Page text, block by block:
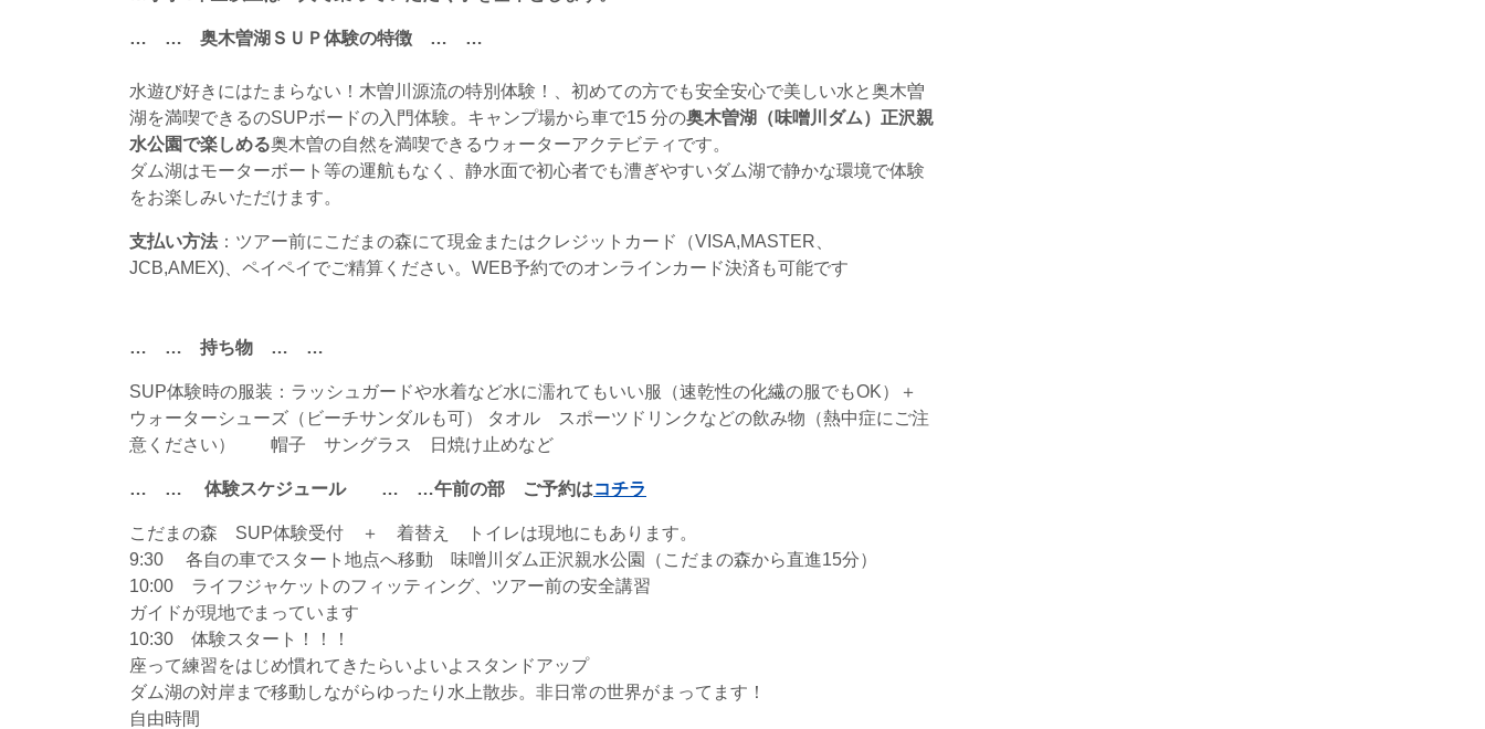
… … 奥木曽湖ＳＵＰ体験の特徴 … …
水遊び好きにはたまらない！木曽川源流の特別体験！、初めての方でも安全安心で美しい水と奥木曽
湖を満喫できるのSUPボードの入門体験。キャンプ場から車で15 分の奥木曽湖（味噌川ダム）正沢親
水公園で楽しめる奥木曽の自然を満喫できるウォーターアクテビティです。
ダム湖はモーターボート等の運航もなく、静水面で初心者でも漕ぎやすいダム湖で静かな環境で体験
をお楽しみいただけます。
支払い方法 ：ツアー前にこだまの森にて現金またはクレジットカード（VISA,MASTER、
JCB,AMEX)、ペイペイでご精算ください。WEB予約でのオンラインカード決済も可能です
… … 持ち物 … …
SUP体験時の服装：ラッシュガードや水着など水に濡れてもいい服（速乾性の化繊の服でもOK）＋
ウォーターシューズ（ビーチサンダルも可） タオル スポーツドリンクなどの飲み物（熱中症にご注
意ください） 帽子 サングラス 日焼け止めなど
… … 体験スケジュール … …午前の部 ご予約はコチラ
こだまの森 SUP体験受付 ＋ 着替え トイレは現地にもあります。
9:30 各自の車でスタート地点へ移動 味噌川ダム正沢親水公園（こだまの森から直進15分）
10:00 ライフジャケットのフィッティング、ツアー前の安全講習
ガイドが現地でまっています
10:30 体験スタート！！！
座って練習をはじめ慣れてきたらいよいよスタンドアップ
ダム湖の対岸まで移動しながらゆったり水上散歩。非日常の世界がまってます！
自由時間